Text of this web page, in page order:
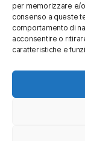
per memorizzare e/
consenso a queste
comportamento di
acconsentire o
caratteristiche e
SHOP